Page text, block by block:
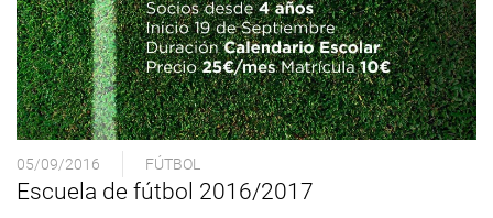
05/09/2016 FÚTBOL
Escuela de fútbol 2016/2017